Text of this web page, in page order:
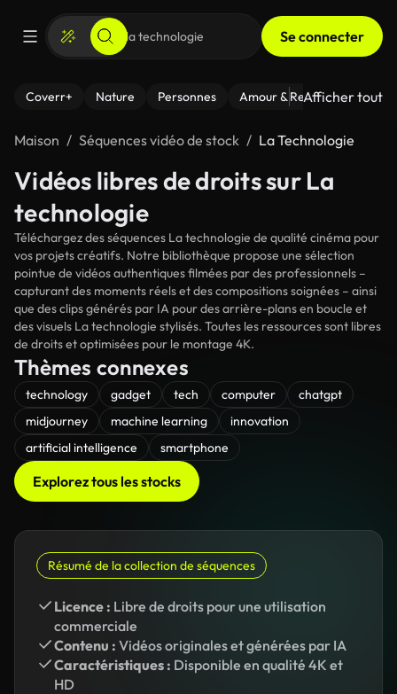
Se connecter
Coverr+ Nature Personnes Amour & Relations Le
Afficher tout
Maison Séquences vidéo de stock La Technologie
Vidéos libres de droits sur La
technologie
Téléchargez des séquences La technologie de qualité cinéma pour
vos projets créatifs. Notre bibliothèque propose une sélection
pointue de vidéos authentiques filmées par des professionnels –
capturant des moments réels et des compositions soignées – ainsi
que des clips générés par IA pour des arrière-plans en boucle et
des visuels La technologie stylisés. Toutes les ressources sont libres
de droits et optimisées pour le montage 4K.
Thèmes connexes
technology gadget tech computer
chatgpt
midjourney
machine learning
innovation
artificial intelligence
smartphone
Explorez tous les stocks
Résumé de la collection de séquences
Licence : Libre de droits pour une utilisation
commerciale
Contenu : Vidéos originales et générées par IA
Caractéristiques : Disponible en qualité 4K et
HD